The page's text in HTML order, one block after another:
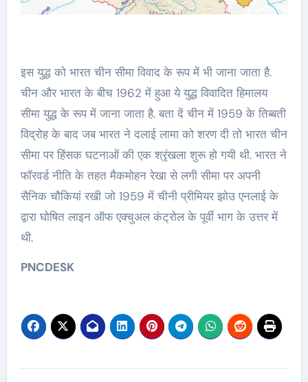
इस युद्ध को भारत चीन सीमा विवाद के रूप में भी जाना जाता है.
चीन और भारत के बीच 1962 में हुआ ये युद्ध विवादित हिमालय
सीमा युद्ध के रूप में जाना जाता है. बता दें चीन में 1959 के तिब्बती
विद्रोह के बाद जब भारत ने दलाई लामा को शरण दी तो भारत चीन
सीमा पर हिंसक घटनाओं की एक श्रृंखला शुरू हो गयी थी. भारत ने
फॉरवर्ड नीति के तहत मैकमोहन रेखा से लगी सीमा पर अपनी
सैनिक चौकियां रखी जो 1959 में चीनी प्रीमियर झोउ एनलाई के
द्वारा घोषित लाइन ऑफ एक्चुअल कंट्रोल के पूर्वी भाग के उत्तर में
थी.
PNCDESK